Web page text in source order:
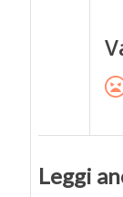
Leggi